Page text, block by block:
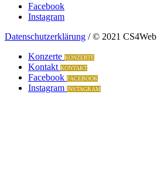
Facebook
Instagram
Datenschutzerklärung / © 2021
Konzerte KONZERTE
Kontakt KONTAKT
Facebook FACEBOOK
Instagram INSTAGRAM